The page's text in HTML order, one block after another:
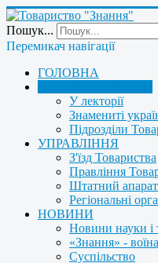
Пошук...
Перемикач навігації
ГОЛОВНА
У лекторії
Знамениті
Підрозділи
УПРАВЛІННЯ
З'їзд Товариства
Правління
Штатний апарат
Регіональні
НОВИНИ
Новини науки і
«Знання» -
Суспільство